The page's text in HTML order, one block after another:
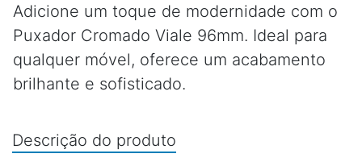
Adicione um toque de modernidade com o
Puxador Cromado Viale 96mm. Ideal para
qualquer móvel, oferece um acabamento
brilhante e sofisticado.
Descrição do produto